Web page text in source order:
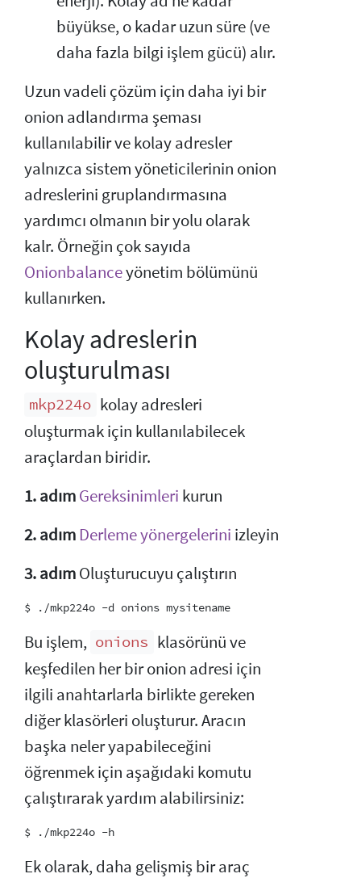
büyükse, o kadar uzun süre (ve
daha fazla bilgi işlem gücü) alır.
Uzun vadeli çözüm için daha iyi bir
onion adlandırma şeması
kullanılabilir ve kolay adresler
yalnızca sistem yöneticilerinin onion
adreslerini gruplandırmasına
yardımcı olmanın bir yolu olarak
kalr. Örneğin çok sayıda
Onionbalanceyönetim bölümünü
kullanırken.
Kolay adreslerin
oluşturulması
mkp224o kolay adresleri
oluşturmak için kullanılabilecek
araçlardan biridir.
1. adımGereksinimleri kurun
2. adım Derleme yönergelerini izleyin
3. adımOluşturucuyu çalıştırın
Bu işlem, onions klasörünü ve
keşfedilen her bir onion adresi için
ilgili anahtarlarla birlikte gereken
diğer klasörleri oluşturur. Aracın
başka neler yapabileceğini
öğrenmek için aşağıdaki komutu
çalıştırarak yardım alabilirsiniz:
Ek olarak, daha gelişmiş bir araç